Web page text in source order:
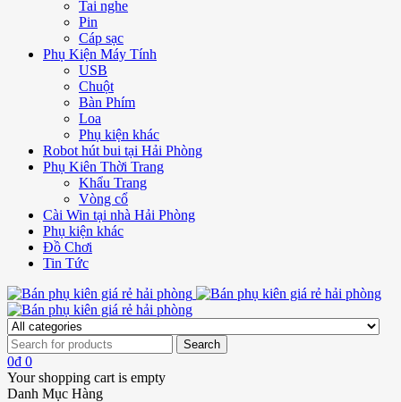
Tai nghe
Pin
Cáp sạc
Phụ Kiện Máy Tính
USB
Chuột
Bàn Phím
Loa
Phụ kiện khác
Robot hút bui tại Hải Phòng
Phụ Kiên Thời Trang
Khẩu Trang
Vòng cổ
Cài Win tại nhà Hải Phòng
Phụ kiện khác
Đồ Chơi
Tin Tức
0₫ 0
Your shopping cart is empty
Danh Mục Hàng